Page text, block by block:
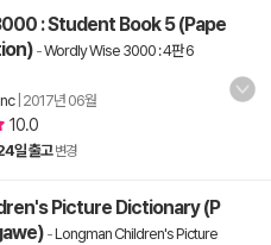
: Student Book 5 (Pape
-Wordly Wise 3000 : 4판 6
2017년 06월
10.0
일 출고 변경
Picture Dictionary (P
-Longman Children's Picture